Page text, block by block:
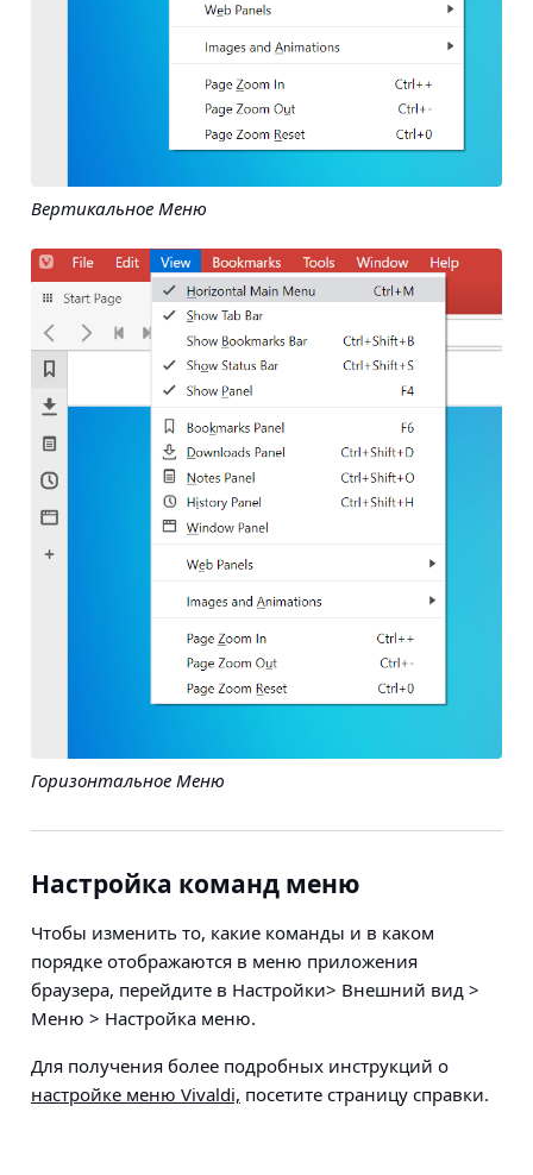
Вертикальное Меню
Горизонтальное Меню
Настройка команд меню
Чтобы изменить то, какие команды и в каком
порядке отображаются в меню приложения
браузера, перейдите в Настройки> Внешний вид >
Меню > Настройка меню.
Для получения более подробных инструкций о
настройке меню Vivaldi, посетите страницу справки.